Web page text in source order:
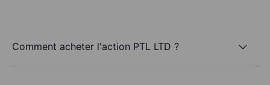
Comment acheter l'action PTL LTD ?